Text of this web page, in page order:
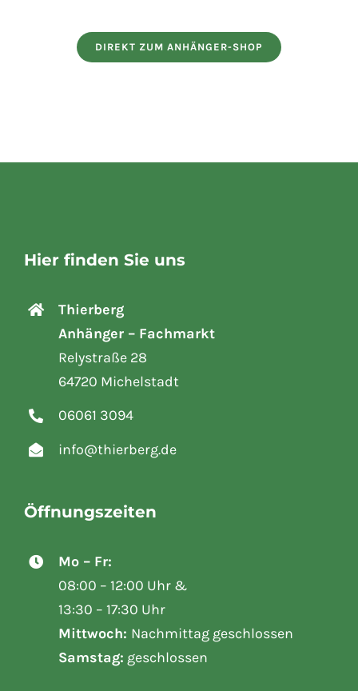
DIREKT ZUM ANHÄNGER-SHOP
Hier finden Sie uns
Thierberg
Anhänger – Fachmarkt
Relystraße 28
64720 Michelstadt
06061 3094
info@thierberg.de
Öffnungszeiten
Mo – Fr:
08:00 – 12:00 Uhr &
13:30 – 17:30 Uhr
Mittwoch: Nachmittag geschlossen
Samstag: geschlossen